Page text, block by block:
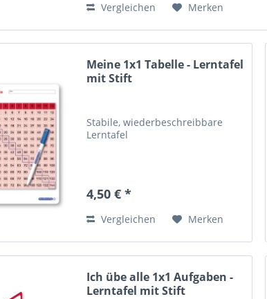
Vergleichen Merken
Meine 1x1 Tabelle - Lerntafel
mit Stift
Stabile, wiederbeschreibbare
Lerntafel
4,50 € *
Vergleichen Merken
Ich übe alle 1x1 Aufgaben -
Lerntafel mit Stift